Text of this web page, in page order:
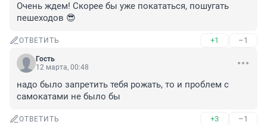
Очень ждем! Скорее бы уже покататься, пошугать
пешеходов 😎
ОТВЕТИТЬ +1 –1
Гость
12 марта, 00:48
надо было запретить тебя рожать, то и проблем с
самокатами не было бы
ОТВЕТИТЬ +3 –1